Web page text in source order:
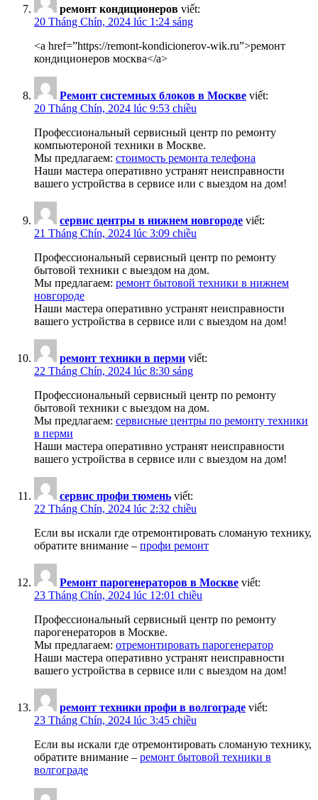
ремонт кондиционеров viết:
20 Tháng Chín, 2024 lúc 1:24 sáng
<a href=”https://remont-kondicionerov-wik.ru”>ремонт
кондиционеров москва</a>
Ремонт системных блоков в Москве viết:
20 Tháng Chín, 2024 lúc 9:53 chiều
Профессиональный сервисный центр по ремонту
компьютероной техники в Москве.
Мы предлагаем: стоимость ремонта телефона
Наши мастера оперативно устранят неисправности
вашего устройства в сервисе или с выездом на дом!
сервис центры в нижнем новгороде viết:
21 Tháng Chín, 2024 lúc 3:09 chiều
Профессиональный сервисный центр по ремонту
бытовой техники с выездом на дом.
Мы предлагаем: ремонт бытовой техники в нижнем
новгороде
Наши мастера оперативно устранят неисправности
вашего устройства в сервисе или с выездом на дом!
ремонт техники в перми viết:
22 Tháng Chín, 2024 lúc 8:30 sáng
Профессиональный сервисный центр по ремонту
бытовой техники с выездом на дом.
Мы предлагаем: сервисные центры по ремонту техники
в перми
Наши мастера оперативно устранят неисправности
вашего устройства в сервисе или с выездом на дом!
сервис профи тюмень viết:
22 Tháng Chín, 2024 lúc 2:32 chiều
Если вы искали где отремонтировать сломаную технику,
обратите внимание – профи ремонт
Ремонт парогенераторов в Москве viết:
23 Tháng Chín, 2024 lúc 12:01 chiều
Профессиональный сервисный центр по ремонту
парогенераторов в Москве.
Мы предлагаем: отремонтировать парогенератор
Наши мастера оперативно устранят неисправности
вашего устройства в сервисе или с выездом на дом!
ремонт техники профи в волгограде viết:
23 Tháng Chín, 2024 lúc 3:45 chiều
Если вы искали где отремонтировать сломаную технику,
обратите внимание – ремонт бытовой техники в
волгограде